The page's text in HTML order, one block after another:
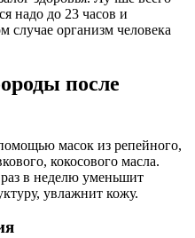
надо до 23 часов и
случае организм человека
после
масок из репейного,
кокосового масла.
в неделю уменьшит
увлажнит кожу.